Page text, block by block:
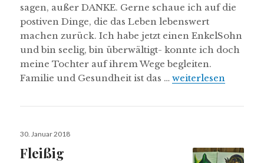
sagen, außer DANKE. Gerne schaue ich auf die
postiven Dinge, die das Leben lebenswert
machen zurück. Ich habe jetzt einen EnkelSohn
und bin seelig, bin überwältigt- konnte ich doch
meine Tochter auf ihrem Wege begleiten.
Familie und Gesundheit ist das …Das Jahr.
weiterlesen
Veröffentlicht
30. Januar 2018
Fleißig